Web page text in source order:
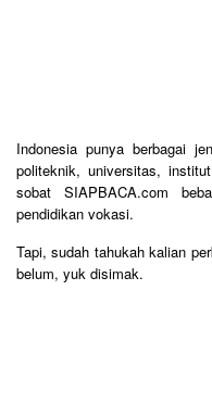
Indonesia punya berbagai
politeknik, universitas,
sobat SIAPBACA.com
pendidikan vokasi.
Tapi, sudah tahukah kalian
belum, yuk disimak.